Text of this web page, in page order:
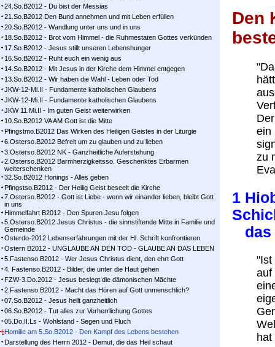
24.So.B2012 - Du bist der Messias
21.So.B2012 Den Bund annehmen und mit Leben erfüllen
20.So.B2012 - Wandlung unter uns und in uns
18.So.B2012 - Brot vom Himmel - die Ruhmestaten Gottes verkünden
17.So.B2012 - Jesus stillt unseren Lebenshunger
16.So.B2012 - Ruht euch ein wenig aus
14.So.B2012 - Mit Jesus in der Kirche dem Himmel entgegen
13.So.B2012 - Wir haben die Wahl - Leben oder Tod
JKW-12-Mi.II - Fundamente katholischen Glaubens
JKW-12-Mi.II - Fundamente katholischen Glaubens
JKW 11.Mi.II - Im guten Geist weiterwirken
10.So.B2012 VA AM Gott ist die Mitte
Pfingstmo.B2012 Das Wirken des Heiligen Geistes in der Liturgie
6.Osterso.B2012 Befreit um zu glauben und zu lieben
3.Osterso.B2012 NK - Ganzheitliche Auferstehung
2.Osterso.B2012 Barmherzigkeitsso. Geschenktes Erbarmen
weiterschenken
32.So.B2012 Honings - Alles geben
Pfingstso.B2012 - Der Heilig Geist beseelt die Kirche
7.Osterso.B2012 - Gott ist Liebe - wenn wir einander lieben, bleibt Gott
in uns
Himmelfahrt B2012 - Den Spuren Jesu folgen
5.Osterso.B2012 Jesus Christus - die sinnstiftende Mitte in Familie und
Gemeinde
Osterdo-2012 Lebenserfahrungen mit der Hl. Schrift konfrontieren
Ostern B2012 - UNGLAUBE AN DEN TOD - GLAUBE AN DAS LEBEN
5.Fastenso.B2012 - Wer Jesus Christus dient, den ehrt Gott
4. Fastenso.B2012 - Bilder, die unter die Haut gehen
FZW-3.Do.2012 - Jesus besiegt die dämonischen Mächte
2.Fastenso.B2012 - Macht das Hören auf Gott unmenschlich?
07.So.B2012 - Jesus heilt ganzheitlich
06.So.B2012 - Tut alles zur Verherrlichung Gottes
05.Do.II.Ls - Wohlstand - Segen und Fluch
Homilie am 5.So.B2012 - Den Kampf des Lebens bestehen
Darstellung des Herrn 2012 - Demut, die das Heil schaut
Den
ein
zu
1
das
"Ist
auf